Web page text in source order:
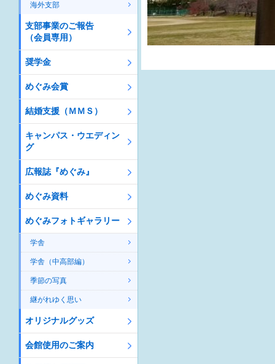
海外支部
支部事業のご報告
（会員専用）
奨学金
めぐみ会賞
結婚支援（ＭＭＳ）
キャンパス・ウエディン
グ
広報誌『めぐみ』
めぐみ資料
めぐみフォトギャラリー
学舎
学舎（中高部編）
季節の写真
継がれゆく思い
オリジナルグッズ
会館使用のご案内